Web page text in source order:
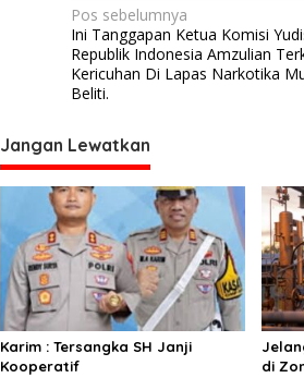
N
a
v
i
g
a
s
i
p
o
s
Pos sebelumnya
Ini Tanggapan Ketua Komisi
Republik Indonesia Amzulian
Kericuhan Di Lapas Narkotika
Beliti.
Jangan Lewatkan
Karim : Tersangka SH Janji
Kooperatif
di